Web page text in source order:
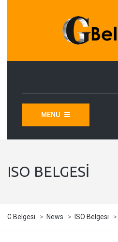
MENU
ISO BELGESI
G Belgesi > News > ISO Belgesi >